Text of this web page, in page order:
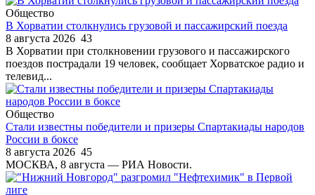
Общество
В Хорватии столкнулись грузовой и пассажирский поезда
8 августа 2026 43
В Хорватии при столкновении грузового и пассажирского
поездов пострадали 19 человек, сообщает Хорватское радио и
телевид...
Общество
Стали известны победители и призеры Спартакиады народов
России в боксе
8 августа 2026 45
МОСКВА, 8 августа — РИА Новости.